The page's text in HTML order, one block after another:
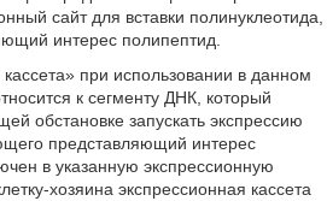
сайт для вставки полинуклеотида,
интерес полипептид.
при использовании в данном
к сегменту ДНК, который
обстановке запускать экспрессию
представляющий интерес
в указанную экспрессионную
хозяина экспрессионная кассета